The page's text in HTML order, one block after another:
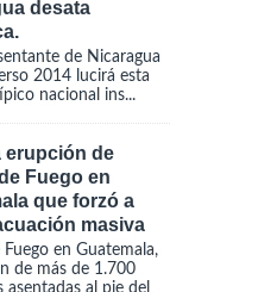
desata
de Nicaragua
2014 lucirá esta
nacional ins...
erupción de
Fuego en
que forzó a
masiva
en Guatemala,
de más de 1.700
al pie del